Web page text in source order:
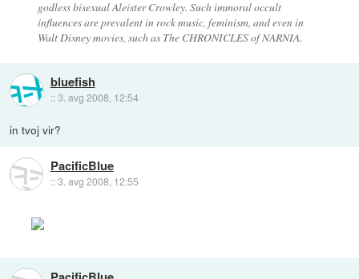
godless bisexual Aleister Crowley. Such immoral occult
influences are prevalent in rock music, feminism, and even in
Walt Disney movies, such as The CHRONICLES of NARNIA.
bluefish
::3. avg 2008, 12:54
in tvoj vir?
PacificBlue
::3. avg 2008, 12:55